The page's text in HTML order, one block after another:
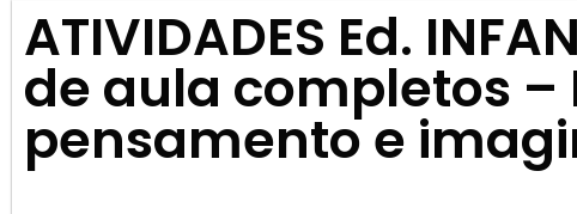
ATIVIDADES Ed.
de aula completos –
pensamento e